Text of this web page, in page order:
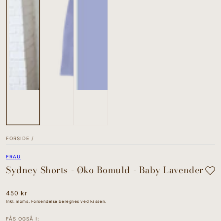
FORSIDE /
FRAU
Sydney Shorts - Øko Bomuld - Baby Lavender
Normal
pris
450 kr
Inkl. moms. Forsendelse beregnes ved kassen.
FÅS OGSÅ I: